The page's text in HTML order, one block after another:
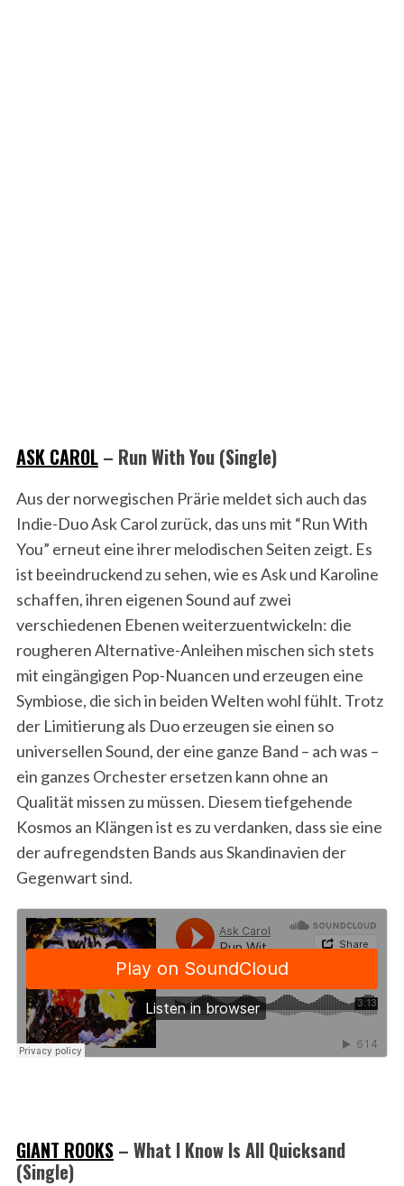
ASK CAROL– Run With You (Single)
Aus der norwegischen Prärie meldet sich auch das
Indie-Duo Ask Carol zurück, das uns mit “Run With
You” erneut eine ihrer melodischen Seiten zeigt. Es
ist beeindruckend zu sehen, wie es Ask und Karoline
schaffen, ihren eigenen Sound auf zwei
verschiedenen Ebenen weiterzuentwickeln: die
rougheren Alternative-Anleihen mischen sich stets
mit eingängigen Pop-Nuancen und erzeugen eine
Symbiose, die sich in beiden Welten wohl fühlt. Trotz
der Limitierung als Duo erzeugen sie einen so
universellen Sound, der eine ganze Band – ach was –
ein ganzes Orchester ersetzen kann ohne an
Qualität missen zu müssen. Diesem tiefgehende
Kosmos an Klängen ist es zu verdanken, dass sie eine
der aufregendsten Bands aus Skandinavien der
Gegenwart sind.
GIANT ROOKS– What I Know Is All Quicksand
(Single)